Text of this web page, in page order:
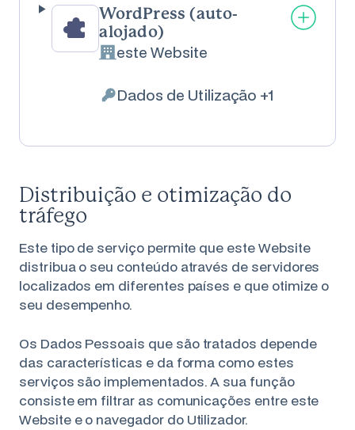
WordPress (auto-
alojado)
Empresa:
este Website
Dados Pessoais tratados:
Dados de Utilização +1
Distribuição e otimização do
tráfego
Este tipo de serviço permite que este Website
distribua o seu conteúdo através de servidores
localizados em diferentes países e que otimize o
seu desempenho.
Os Dados Pessoais que são tratados depende
das características e da forma como estes
serviços são implementados. A sua função
consiste em filtrar as comunicações entre este
Website e o navegador do Utilizador.